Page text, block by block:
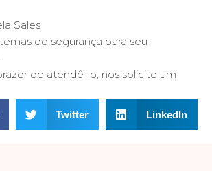
Sales
de segurança para seu
de atendê-lo, nos solicite um
Twitter LinkedIn